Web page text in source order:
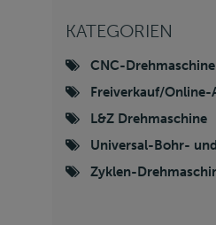
KATEGORIEN
CNC-Drehmaschine
Freiverkauf/
L&Z Drehmaschine
Universal-Bohr-
Zyklen-